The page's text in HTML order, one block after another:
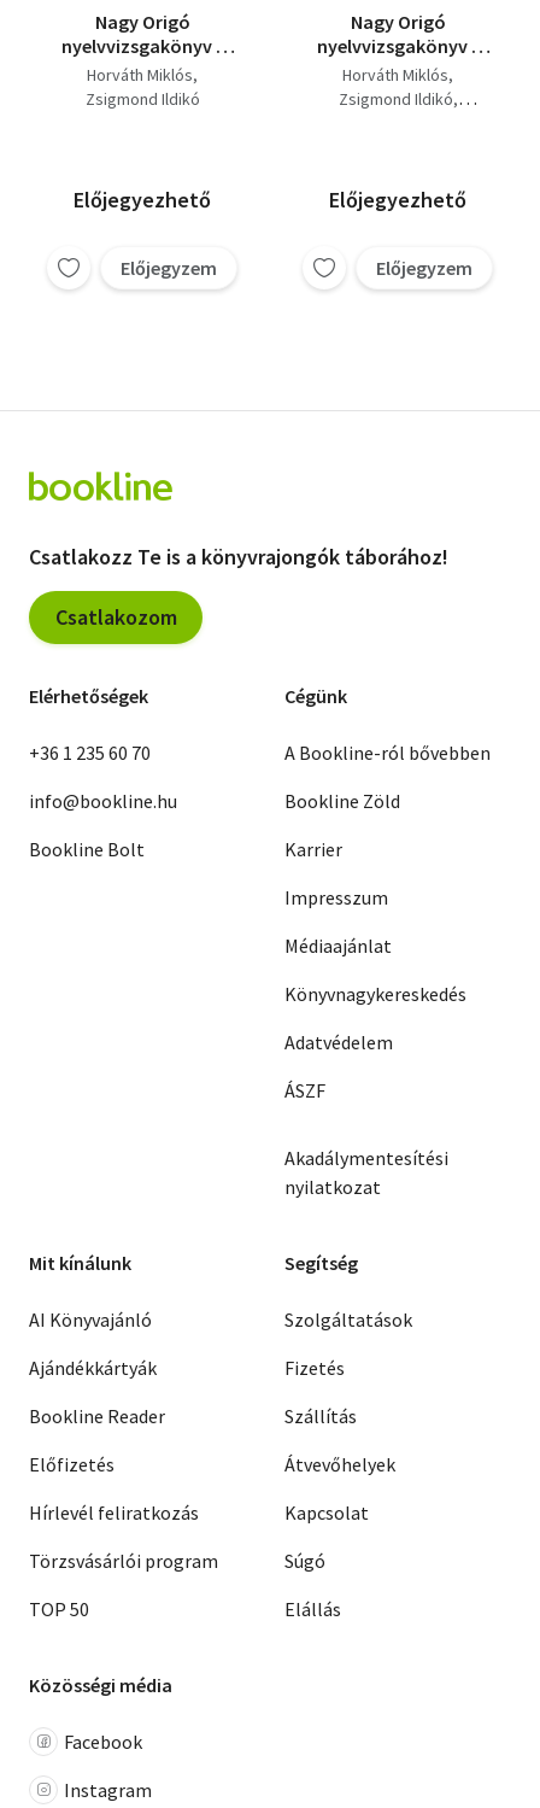
Nagy Origó
nyelvvizsgakönyv -
Angol felsőfok
Horváth Miklós
Zsigmond Ildikó
Előjegyezhető
Előjegyzem
Nagy Origó
nyelvvizsgakönyv -
Angol középfok - B2 +
Nagy Corvinus
Horváth Miklós
Zsigmond Ildikó
Előjegyezhető
Előjegyzem
Csatlakozz Te is a könyvrajongók táborához!
Csatlakozom
Elérhetőségek
+36 1 235 60 70
info@bookline.hu
Bookline Bolt
Cégünk
A Bookline-ról bővebben
Bookline Zöld
Karrier
Impresszum
Médiaajánlat
Könyvnagykereskedés
Adatvédelem
ÁSZF
Akadálymentesítési
nyilatkozat
Mit kínálunk
AI Könyvajánló
Ajándékkártyák
Bookline Reader
Előfizetés
Hírlevél feliratkozás
Törzsvásárlói program
TOP 50
Segítség
Szolgáltatások
Fizetés
Szállítás
Átvevőhelyek
Kapcsolat
Súgó
Elállás
Közösségi média
Facebook
Instagram